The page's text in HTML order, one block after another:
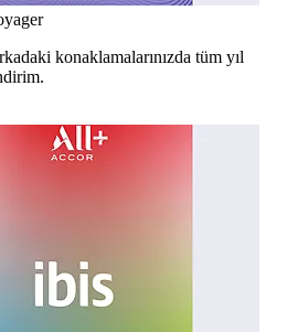
konaklamalarınızda tüm yıl